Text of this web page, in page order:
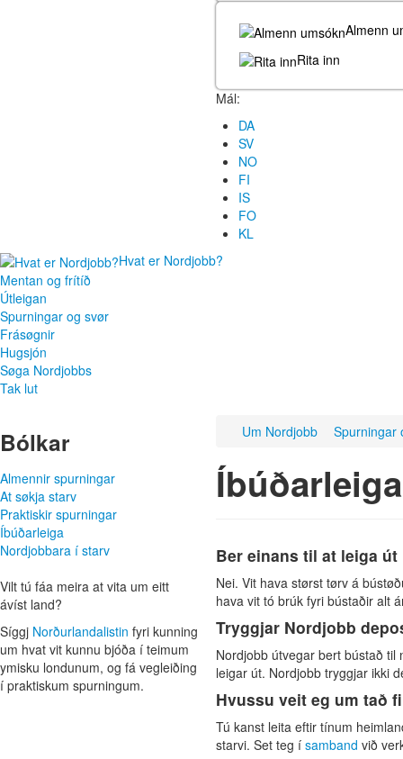
Almenn
Rita inn
Mál:
DA
SV
NO
FI
IS
FO
KL
Hvat er Nordjobb?
Mentan og frítíð
Útleigan
Spurningar og svør
Frásøgnir
Hugsjón
Søga Nordjobbs
Tak lut
Bólkar
Almennir spurningar
At søkja starv
Praktiskir spurningar
Íbúðarleiga
Nordjobbara í starv
Vilt tú fáa meira at vita um eitt
ávíst land?
Síggj Norðurlanda­listin fyri kunning
um hvat vit kunnu bjóða í teimum
ymisku lond­unum, og fá veg­leiðing
í praktiskum spurningum.
Um Nordjobb Spurningar
Íbúðarleiga
Ber einans til at leiga
Nei. Vit hava størst tørv á
hava vit tó brúk fyri bústaðir alt
Tryggjar Nordjobb
Nordjobb útvegar bert bústað
leigar út. Nordjobb tryggjar ikki
Hvussu veit eg um tað
Tú kanst leita eftir tínum
starvi. Set teg í samband við